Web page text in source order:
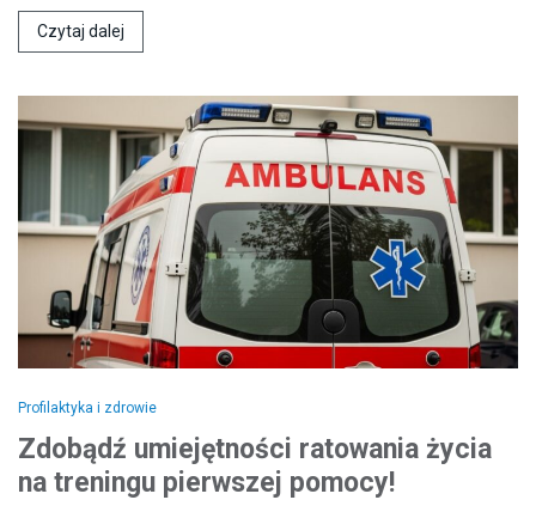
Czytaj dalej
Profilaktyka i zdrowie
Zdobądź umiejętności ratowania życia
na treningu pierwszej pomocy!